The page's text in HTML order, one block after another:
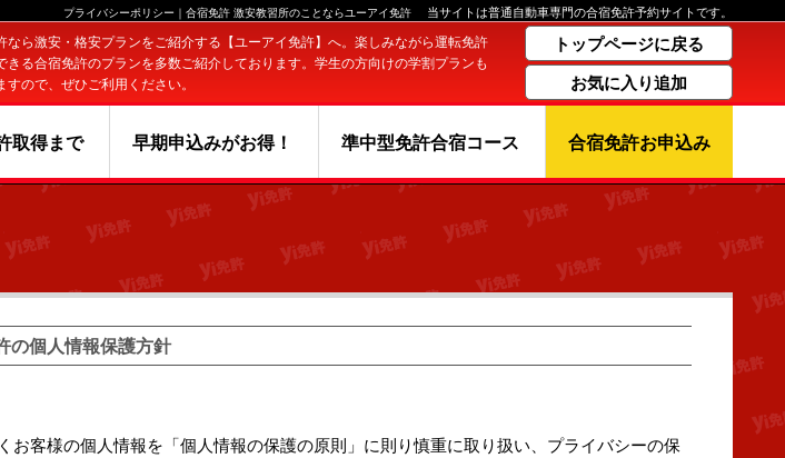
プライバシーポリシー｜合宿免許 激安教習所のことならユーアイ免許 当サイトは普通自動車専門の合宿免許予約サイトです。
なら激安・格安プランをご紹介する【ユーアイ免許】へ。楽しみながら運転免許
きる合宿免許のプランを多数ご紹介しております。学生の方向けの学割プランも
すので、ぜひご利用ください。
トップページに戻る
お気に入り追加
取得まで 早期申込みがお得！ 準中型免許合宿コース 合宿免許お申込み
の個人情報保護方針
客様の個人情報を「個人情報の保護の原則」に則り慎重に取り扱い、プライバシーの保